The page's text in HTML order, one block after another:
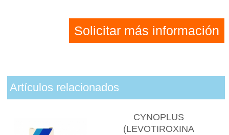
Solicitar más información
Artículos relacionados
CYNOPLUS
(LEVOTIROXINA